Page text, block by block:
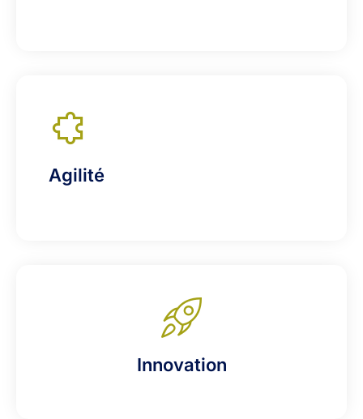
Agilité
Innovation